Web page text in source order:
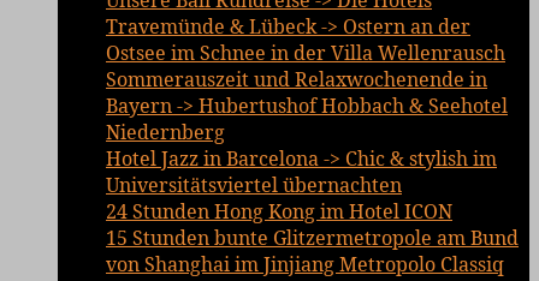
Travemünde & Lübeck -> Ostern an der
Ostsee im Schnee in der Villa Wellenrausch
Sommerauszeit und Relaxwochenende in
Bayern -> Hubertushof Hobbach & Seehotel
Niedernberg
Hotel Jazz in Barcelona -> Chic & stylish im
Universitätsviertel übernachten
24 Stunden Hong Kong im Hotel ICON
15 Stunden bunte Glitzermetropole am Bund
von Shanghai im Jinjiang Metropolo Classiq